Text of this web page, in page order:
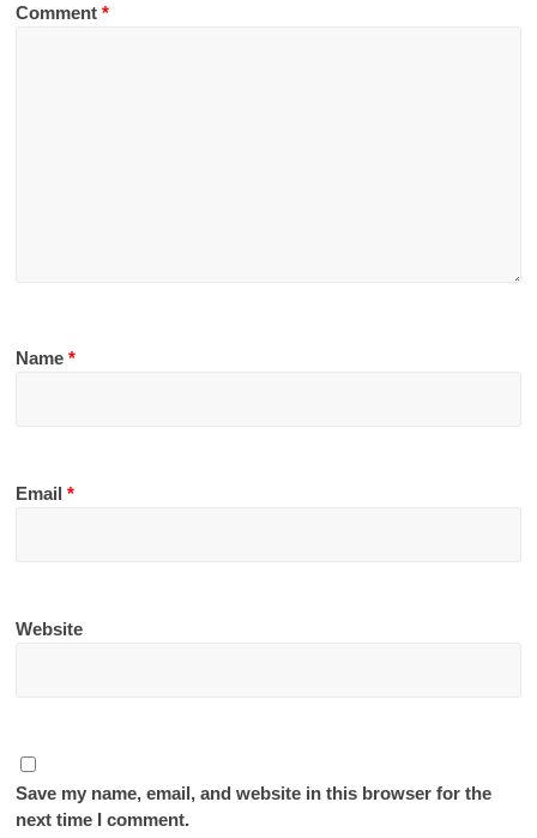
Comment*
Name*
Email*
Website
Save my name, email, and website in this browser for the
next time I comment.